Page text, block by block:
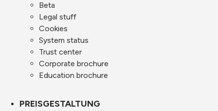
Beta
Legal stuff
Cookies
System status
Trust center
Corporate brochure
Education brochure
PREISGESTALTUNG